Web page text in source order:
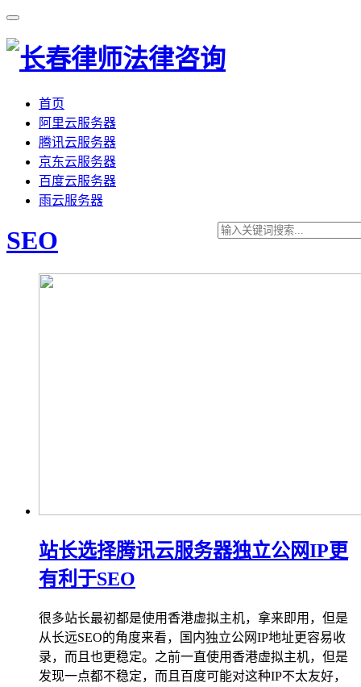
首页
阿里云服务器
腾讯云服务器
京东云服务器
百度云服务器
雨云服务器
SEO
站长选择腾讯云服务器独立公网IP更
有利于SEO
很多站长最初都是使用香港虚拟主机，拿来即用，但是
从长远SEO的角度来看，国内独立公网IP地址更容易收
录，而且也更稳定。之前一直使用香港虚拟主机，但是
发现一点都不稳定，而且百度可能对这种IP不太友好，